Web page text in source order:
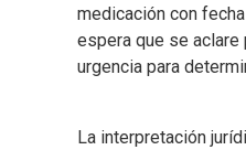
medicación con
espera que se
urgencia para
La interpretación